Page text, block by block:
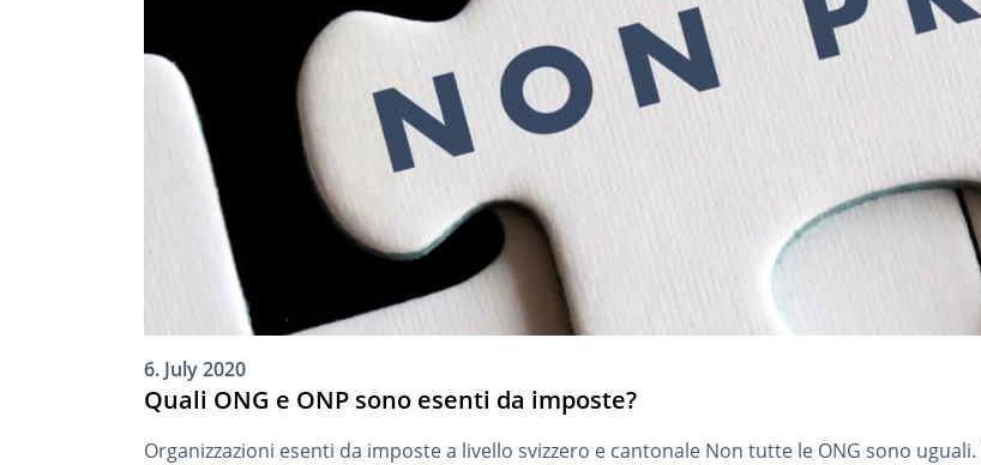
6. July 2020
Quali ONG e ONP sono esenti da imposte?
Organizzazioni esenti da imposte a livello svizzero e cantonale Non tutte le ONG sono